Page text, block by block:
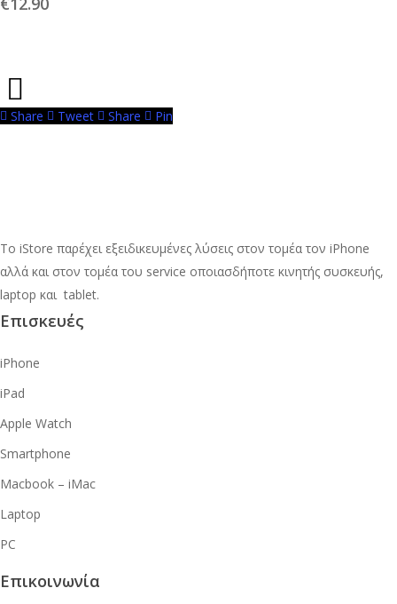
Share Tweet Share Pin
Το iStore παρέχει εξειδικευμένες λύσεις στον τομέα τον iPhone
αλλά και στον τομέα του service οποιασδήποτε κινητής συσκευής,
laptop και tablet.
Επισκευές
iPhone
iPad
Apple Watch
Smartphone
Macbook – iMac
Laptop
PC
Επικοινωνία